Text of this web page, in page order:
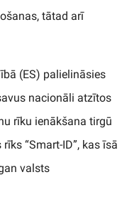
tātad arī
(ES) palielināsies
nacionāli atzītos
rīku ienākšana tirgū
“Smart-ID”, kas īsā
valsts